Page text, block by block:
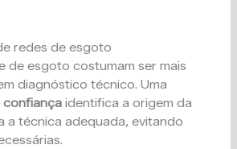
redes de esgoto
de esgoto costumam ser mais
diagnóstico técnico. Uma
confiança identifica a origem da
a técnica adequada, evitando